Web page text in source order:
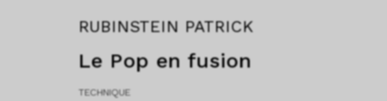
RUBINSTEIN PATRICK
Le Pop en fusion
TECHNIQUE